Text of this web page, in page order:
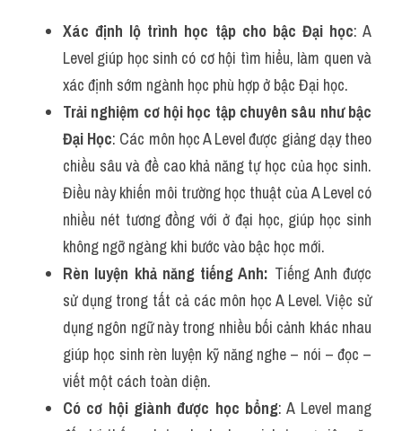
Xác định lộ trình học tập cho bậc Đại học: A
Level giúp học sinh có cơ hội tìm hiểu, làm quen và
xác định sớm ngành học phù hợp ở bậc Đại học.
Trải nghiệm cơ hội học tập chuyên sâu như bậc
Đại Học: Các môn học A Level được giảng dạy theo
chiều sâu và đề cao khả năng tự học của học sinh.
Điều này khiến môi trường học thuật của A Level có
nhiều nét tương đồng với ở đại học, giúp học sinh
không ngỡ ngàng khi bước vào bậc học mới.
Rèn luyện khả năng tiếng Anh: Tiếng Anh được
sử dụng trong tất cả các môn học A Level. Việc sử
dụng ngôn ngữ này trong nhiều bối cảnh khác nhau
giúp học sinh rèn luyện kỹ năng nghe – nói – đọc –
viết một cách toàn diện.
Có cơ hội giành được học bổng: A Level mang